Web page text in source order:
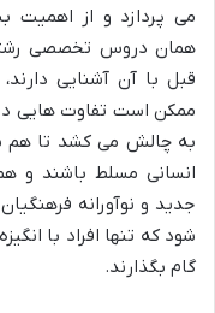
می پردازد و از اهمیت
همان دروس تخصصی
قبل با آن آشنایی
ممکن است تفاوت هایی
به چالش می کشد تا هم
انسانی مسلط باشند و هم
جدید و نوآورانه
شود که تنها افراد با
گام بگذارند.